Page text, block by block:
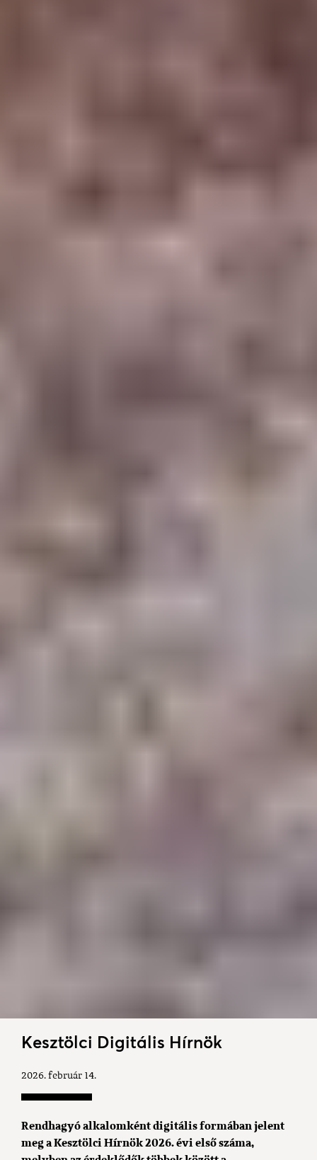
Kesztölci Digitális Hírnök
2026. február 14.
Rendhagyó alkalomként digitális formában jelent
meg a Kesztölci Hírnök 2026. évi első száma,